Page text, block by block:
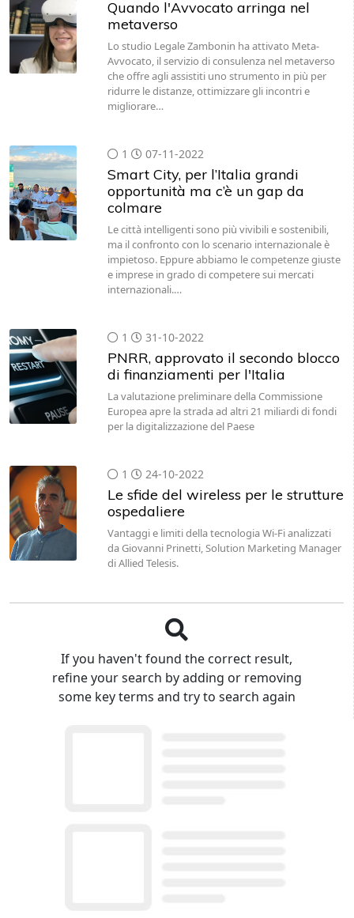
Quando l'Avvocato arringa nel
metaverso
Lo studio Legale Zambonin ha attivato Meta-
Avvocato, il servizio di consulenza nel metaverso
che offre agli assistiti uno strumento in più per
ridurre le distanze, ottimizzare gli incontri e
migliorare…
1 07-11-2022
Smart City, per l’Italia grandi
opportunità ma c’è un gap da
colmare
Le città intelligenti sono più vivibili e sostenibili,
ma il confronto con lo scenario internazionale è
impietoso. Eppure abbiamo le competenze giuste
e imprese in grado di competere sui mercati
internazionali.…
1 31-10-2022
PNRR, approvato il secondo blocco
di finanziamenti per l'Italia
La valutazione preliminare della Commissione
Europea apre la strada ad altri 21 miliardi di fondi
per la digitalizzazione del Paese
1 24-10-2022
Le sfide del wireless per le strutture
ospedaliere
Vantaggi e limiti della tecnologia Wi-Fi analizzati
da Giovanni Prinetti, Solution Marketing Manager
di Allied Telesis.
If you haven't found the correct result,
refine your search by adding or removing
some key terms and try to search again